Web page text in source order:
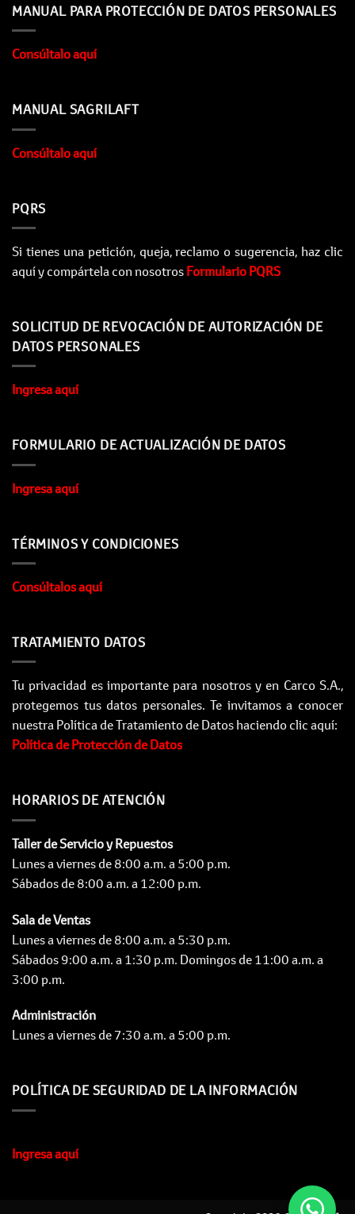
MANUAL PARA PROTECCIÓN DE DATOS PERSONALES
Consúltalo aquí
MANUAL SAGRILAFT
Consúltalo aquí
PQRS
Si tienes una petición, queja, reclamo o sugerencia, haz clic
aquí y compártela con nosotros Formulario PQRS
SOLICITUD DE REVOCACIÓN DE AUTORIZACIÓN DE
DATOS PERSONALES
Ingresa aquí
FORMULARIO DE ACTUALIZACIÓN DE DATOS
Ingresa aquí
TÉRMINOS Y CONDICIONES
Consúltalos aquí
TRATAMIENTO DATOS
Tu privacidad es importante para nosotros y en Carco S.A.,
protegemos tus datos personales. Te invitamos a conocer
nuestra Política de Tratamiento de Datos haciendo clic aquí:
Política de Protección de Datos
HORARIOS DE ATENCIÓN
Taller de Servicio y Repuestos
Lunes a viernes de 8:00 a.m. a 5:00 p.m.
Sábados de 8:00 a.m. a 12:00 p.m.
Sala de Ventas
Lunes a viernes de 8:00 a.m. a 5:30 p.m.
Sábados 9:00 a.m. a 1:30 p.m. Domingos de 11:00 a.m. a
3:00 p.m.
Administración
Lunes a viernes de 7:30 a.m. a 5:00 p.m.
POLÍTICA DE SEGURIDAD DE LA INFORMACIÓN
Ingresa aquí